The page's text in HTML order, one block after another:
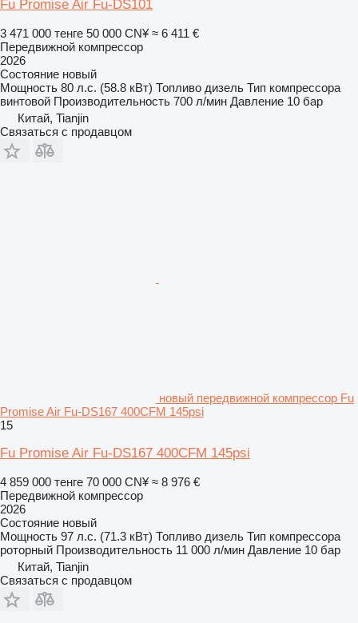
Fu Promise Air Fu-DS101
3 471 000 тенге 50 000 CN¥ ≈ 6 411 €
Передвижной компрессор
2026
Состояние новый
Мощность 80 л.с. (58.8 кВт) Топливо дизель Тип компрессора
винтовой Производительность 700 л/мин Давление 10 бар
Китай, Tianjin
Связаться с продавцом
новый передвижной компрессор Fu
Promise Air Fu-DS167 400CFM 145psi
15
Fu Promise Air Fu-DS167 400CFM 145psi
4 859 000 тенге 70 000 CN¥ ≈ 8 976 €
Передвижной компрессор
2026
Состояние новый
Мощность 97 л.с. (71.3 кВт) Топливо дизель Тип компрессора
роторный Производительность 11 000 л/мин Давление 10 бар
Китай, Tianjin
Связаться с продавцом